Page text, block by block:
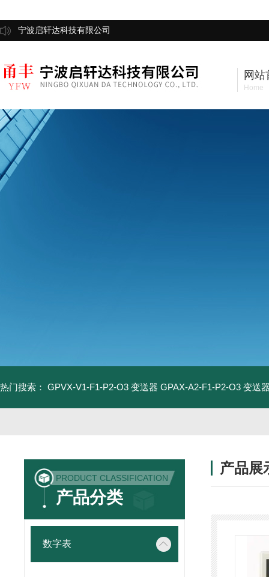
宁波启轩达科技有限公司
网站
Home
热门搜索： GPVX-V1-F1-P2-O3 变送器 GPAX-A2-F1-P2-O3 变送
PRODUCT CLASSIFICATION
产品分类
数字表
产品展